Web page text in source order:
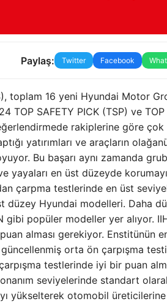
Paylaş: Twitter Facebook
16 yeni Hyundai Motor
SAFETY PICK (TSP) ve TOP
rakiplerine göre çok
yatırımları ve araçların
Bu başarı aynı zamanda
yayaları en üst düzeyde
çarpma testlerinde en üst
düzey Hyundai modelleri. Daha
gibi popüler modeller yer alıyor.
alması gerekiyor. Enstitünün
orta ön çarpışma
testlerinde iyi bir puan
seviyelerinde standart
yükselterek otomobil